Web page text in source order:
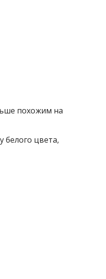
похожим на
белого цвета,